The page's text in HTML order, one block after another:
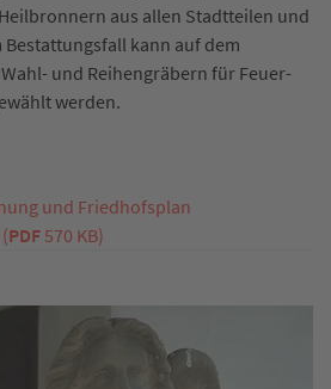
aus allen Stadtteilen und
kann auf dem
und Reihengräbern für Feuer-
werden.
und Friedhofsplan
(PDF 570 KB)